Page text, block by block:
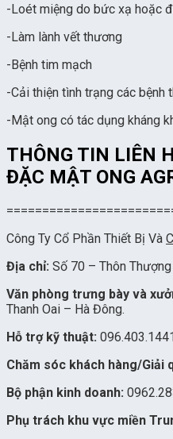
-Loét miệng do bức xạ hoặc
-Làm lành vết thương
-Bệnh tim mạch
-Cải thiện tình trạng các bệnh
-Mật ong có tác dụng kháng
THÔNG TIN LIÊN
ĐẶC MẬT ONG
Công Ty Cổ Phần Thiết Bị Và
Địa chỉ: Số 70 – Thôn
Văn phòng trưng bày và
Thanh Oai – Hà Đông.
Hỗ trợ kỹ thuật: 096.403.1441
Chăm sóc khách hàng/Giải
Bộ phận kinh doanh:
Phụ trách khu vực miền